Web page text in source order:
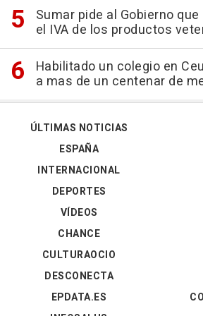
Sumar pide al Gobierno
el IVA de los productos
Habilitado un colegio en
a mas de un centenar de
ÚLTIMAS NOTICIAS
ESPAÑA
INTERNACIONAL
DEPORTES
VÍDEOS
CHANCE
CULTURAOCIO
DESCONECTA
EPDATA.ES